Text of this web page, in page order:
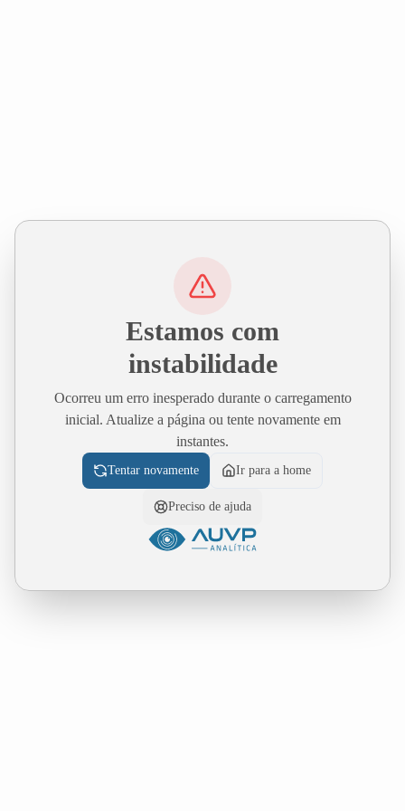
Estamos com
instabilidade
Ocorreu um erro inesperado durante o carregamento
inicial. Atualize a página ou tente novamente em
instantes.
Tentar novamente Ir para a home
Preciso de ajuda